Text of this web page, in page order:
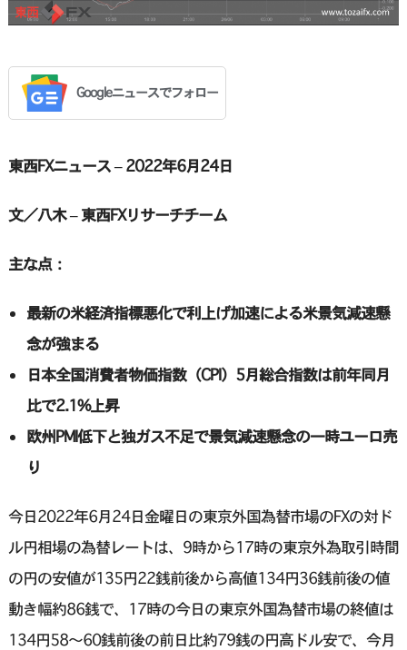
Googleニュースでフォロー
東西FXニュース – 2022年6月24日
文／八木 – 東西FXリサーチチーム
主な点：
最新の米経済指標悪化で利上げ加速による米景気減速懸
念が強まる
日本全国消費者物価指数（CPI）5月総合指数は前年同月
比で2.1%上昇
欧州PMI低下と独ガス不足で景気減速懸念の一時ユーロ売
り
今日2022年6月24日金曜日の東京外国為替市場のFXの対ド
ル円相場の為替レートは、9時から17時の東京外為取引時間
の円の安値が135円22銭前後から高値134円36銭前後の値
動き幅約86銭で、17時の今日の東京外国為替市場の終値は
134円58〜60銭前後の前日比約79銭の円高ドル安で、今月